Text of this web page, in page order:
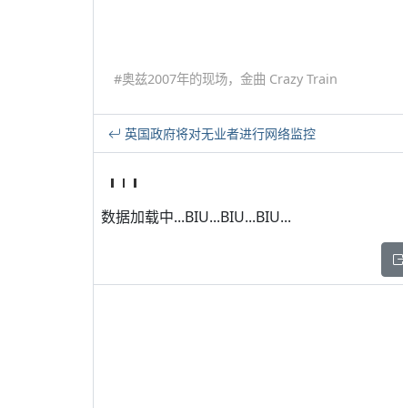
#奥兹2007年的现场，金曲 Crazy Train
英国政府将对无业者进行网络监控
数据加载中...BIU...BIU...BIU...